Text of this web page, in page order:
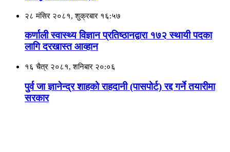
२८ मंसिर २०८१, शुक्रबार १६:५७
कर्णाली स्वास्थ्य विज्ञान प्रतिष्ठानद्वारा १७२ स्थायी पदका
लागि दरखास्त आव्हान
१६ चैत्र २०८१, शनिबार २०:०६
पुर्व जा ज्ञानेन्द्र शाहको राहदानी (पासपोर्ट) रद्द गर्ने तयारीमा
सरकार